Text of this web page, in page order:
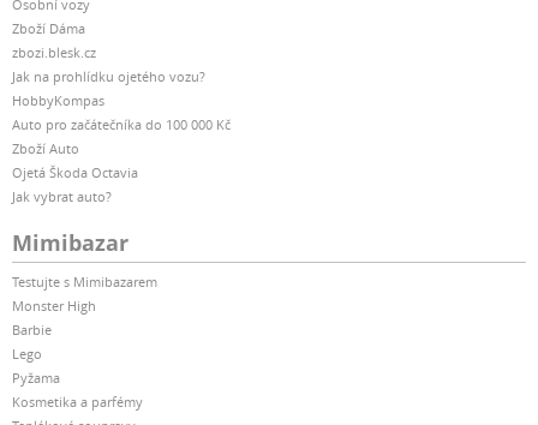
Osobní vozy
Zboží Dáma
zbozi.blesk.cz
Jak na prohlídku ojetého vozu?
HobbyKompas
Auto pro začátečníka do 100 000 Kč
Zboží Auto
Ojetá Škoda Octavia
Jak vybrat auto?
Mimibazar
Testujte s Mimibazarem
Monster High
Barbie
Lego
Pyžama
Kosmetika a parfémy